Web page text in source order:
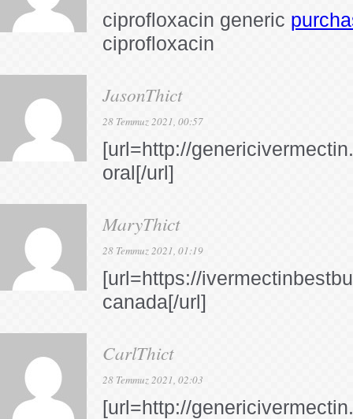
ciprofloxacin generic
ciprofloxacin
JasonThict
28 Temmuz 2021, 00:57
[url=http://
oral[/url]
MaryThict
28 Temmuz 2021, 01:19
[url=https://
canada[/url]
CarlThict
28 Temmuz 2021, 02:03
[url=http://